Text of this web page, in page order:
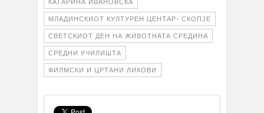
КАТАРИНА ИВАНОВСКА
МЛАДИНСКИОТ КУЛТУРЕН ЦЕНТАР- СКОПЈЕ
СВЕТСКИОТ ДЕН НА ЖИВОТНАТА СРЕДИНА
СРЕДНИ УЧИЛИШТА
ФИЛМСКИ И ЦРТАНИ ЛИКОВИ